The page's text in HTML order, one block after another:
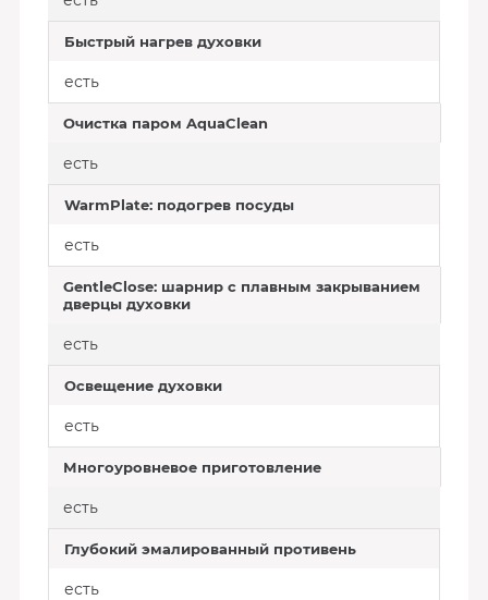
Быстрый нагрев духовки
есть
Очистка паром AquaClean
есть
WarmPlate: подогрев посуды
есть
GentleClose: шарнир с плавным закрыванием
дверцы духовки
есть
Освещение духовки
есть
Многоуровневое приготовление
есть
Глубокий эмалированный противень
есть